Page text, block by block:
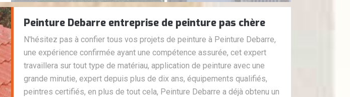
Peinture Debarre entreprise de peinture pas chère
N'hésitez pas à confier tous vos projets de peinture à Peinture Debarre,
une expérience confirmée ayant une compétence assurée, cet expert
travaillera sur tout type de matériau, application de peinture avec une
grande minutie, expert depuis plus de dix ans, équipements qualifiés,
peintres certifiés, en plus de tout cela, Peinture Debarre a déjà obtenu un